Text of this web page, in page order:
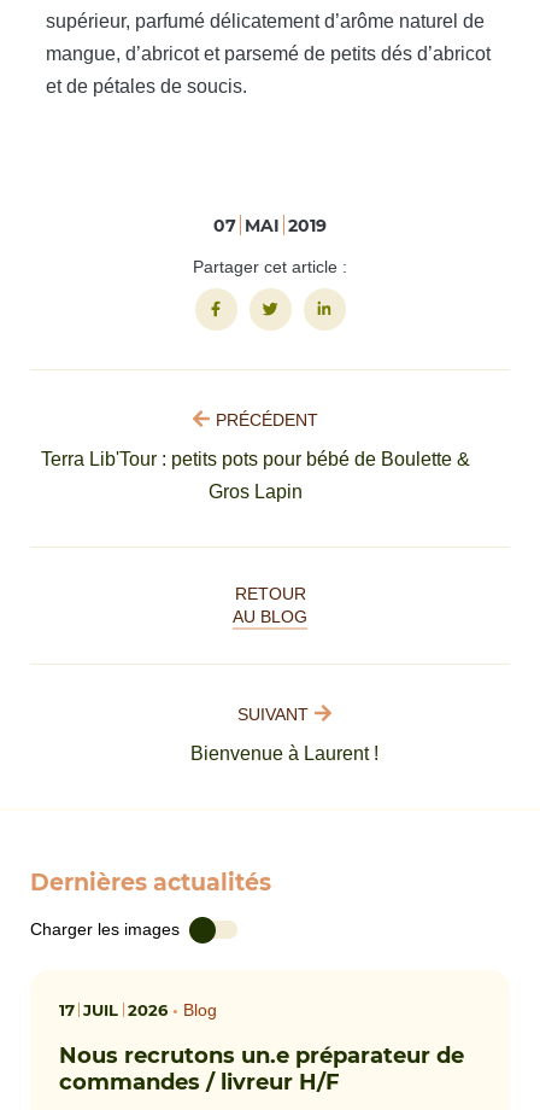
supérieur, parfumé délicatement d’arôme naturel de
mangue, d’abricot et parsemé de petits dés d’abricot
et de pétales de soucis.
07 MAI 2019
Partager cet article :
PRÉCÉDENT
Terra Lib'Tour : petits pots pour bébé de Boulette &
Gros Lapin
RETOUR
AU BLOG
SUIVANT
Bienvenue à Laurent !
Dernières actualités
Charger les images
17 JUIL 2026• Blog
Nous recrutons un.e préparateur de
commandes / livreur H/F